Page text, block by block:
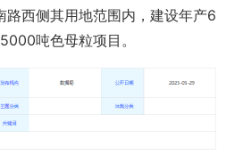
路西侧其用地范围内，建设年产6
吨色母粒项目。